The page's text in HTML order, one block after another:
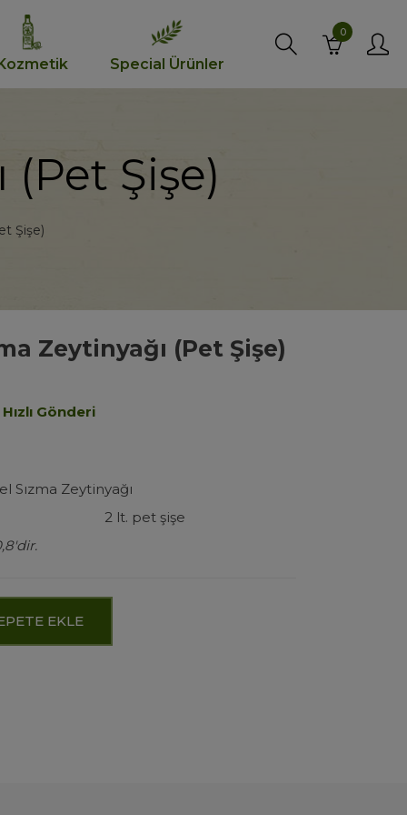
Special Ürünler
0
Şişe)
Şişe)
Zeytinyağı (Pet Şişe)
Gönderi
Sızma Zeytinyağı
2 lt. pet şişe
EKLE